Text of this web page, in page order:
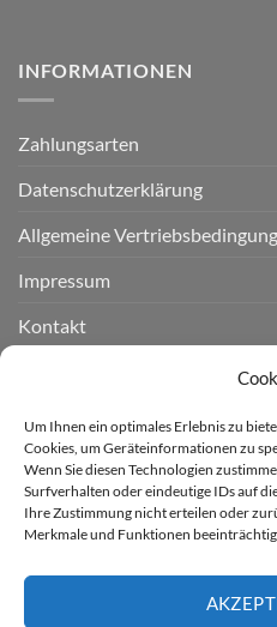
Um Ihnen ein optimales Erlebnis zu
Cookies, um Geräteinformationen zu
Wenn Sie diesen Technologien
Surfverhalten oder eindeutige IDs auf
Ihre Zustimmung nicht erteilen oder
Merkmale und Funktionen
INFORMATIONEN
Zahlungsarten
Datenschutzerklärung
Allgemeine
Impressum
Kontakt
Cookie-Richtlinie (EU)
LIEFERGEBIET
nur nach Deutschland.